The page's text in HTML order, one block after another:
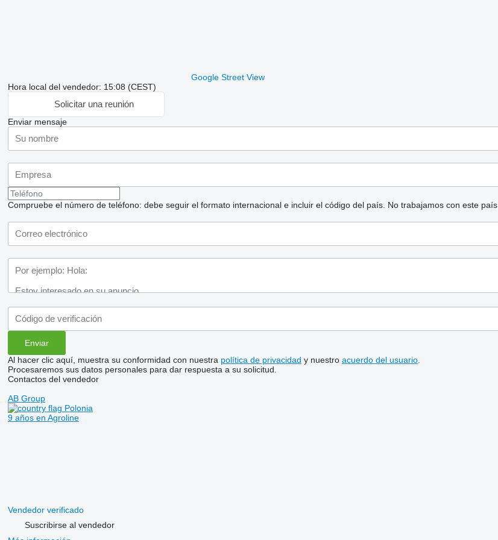
Google Street View
Hora local del vendedor: 15:08 (CEST)
Solicitar una reunión
Enviar mensaje
Compruebe el número de teléfono: debe seguir el formato internacional e incluir el código del país. No trabajamos con este país
Al hacer clic aquí, muestra su conformidad con nuestra política de privacidad y nuestro acuerdo del usuario.
Procesaremos sus datos personales para dar respuesta a su solicitud.
Contactos del vendedor
AB Group
Polonia
9 años en Agroline
Vendedor verificado
Suscribirse al vendedor